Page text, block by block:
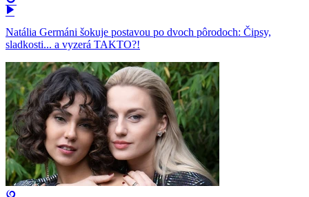
Natália Germáni šokuje postavou po dvoch pôrodoch: Čipsy,
sladkosti... a vyzerá TAKTO?!